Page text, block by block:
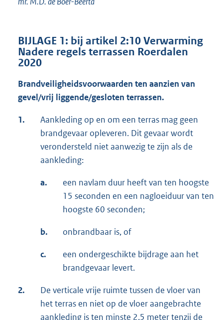
BIJLAGE 1: bij artikel 2:10 Verwarming
Nadere regels terrassen Roerdalen
2020
Brandveiligheidsvoorwaarden ten aanzien van
gevel/vrij liggende/gesloten terrassen.
1.
Aankleding op en om een terras mag geen
brandgevaar opleveren. Dit gevaar wordt
verondersteld niet aanwezig te zijn als de
aankleding:
a.
een navlam duur heeft van ten hoogste
15 seconden en een nagloeiduur van ten
hoogste 60 seconden;
b. onbrandbaar is, of
c.
een ondergeschikte bijdrage aan het
brandgevaar levert.
2.
De verticale vrije ruimte tussen de vloer van
het terras en niet op de vloer aangebrachte
aankleding is ten minste 2,5 meter tenzij de